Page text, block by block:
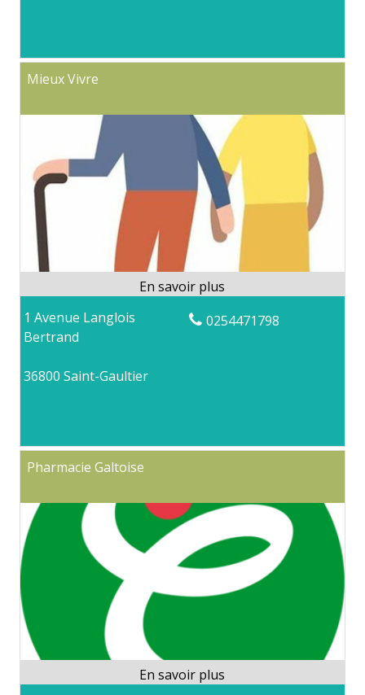
Mieux Vivre
1 Avenue Langlois
Bertrand
36800 Saint-Gaultier
0254471798
Pharmacie Galtoise